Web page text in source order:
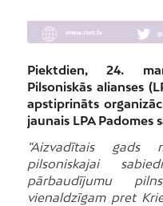
Piektdien, 24.
Pilsoniskās alianses
apstiprināts
jaunais LPA Padomes
“Aizvadītais
pilsoniskajai
pārbaudījumu
vienaldzīgam pret